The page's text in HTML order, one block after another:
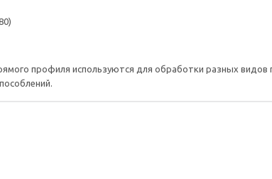
профиля используются для обработки разных